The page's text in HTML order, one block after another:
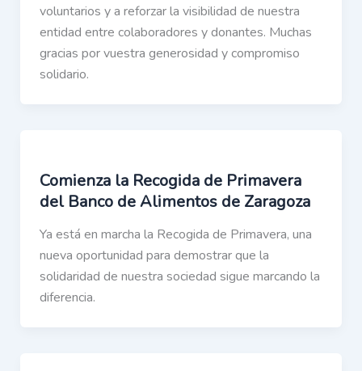
voluntarios y a reforzar la visibilidad de nuestra
entidad entre colaboradores y donantes. Muchas
gracias por vuestra generosidad y compromiso
solidario.
Comienza la Recogida de Primavera
del Banco de Alimentos de Zaragoza
Ya está en marcha la Recogida de Primavera, una
nueva oportunidad para demostrar que la
solidaridad de nuestra sociedad sigue marcando la
diferencia.